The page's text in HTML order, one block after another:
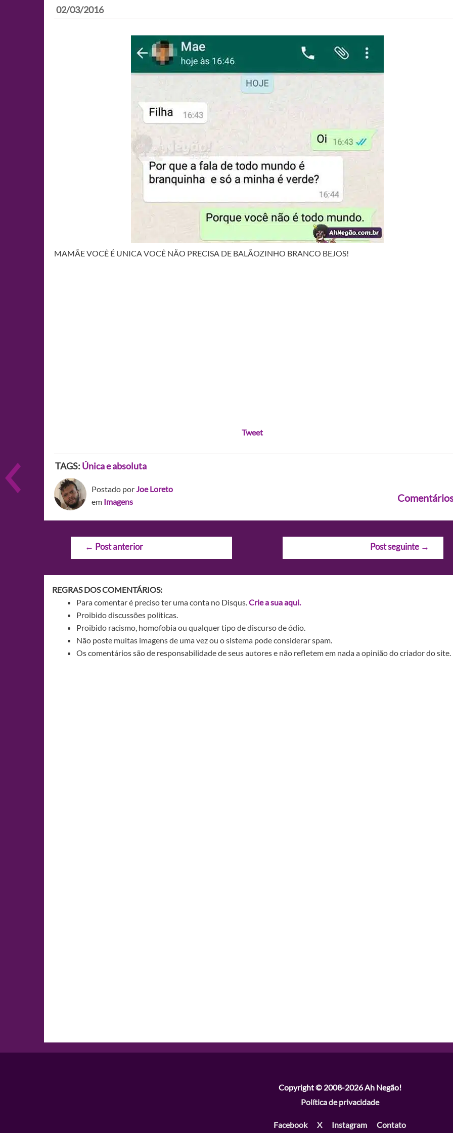
02/03/2016
MAMÃE VOCÊ É UNICA VOCÊ NÃO PRECISA DE BALÃOZINHO BRANCO BEJOS!
Tweet
TAGS: Única e absoluta
Postado porJoe Loreto
em Imagens
Navegação
← Post anterior Post seguinte →
REGRAS DOS COMENTÁRIOS:
Para comentar é preciso ter uma conta no Disqus.Crie a sua aqui.
Proibido discussões políticas.
Proibido racismo, homofobia ou qualquer tipo de discurso de ódio.
Não poste muitas imagens de uma vez ou o sistema pode considerar spam.
Os comentários são de responsabilidade de seus autores e não refletem em nada a opinião do criador do site.
Copyright © 2008-2026Ah Negão!
Política de privacidade
Facebook X Instagram Contato